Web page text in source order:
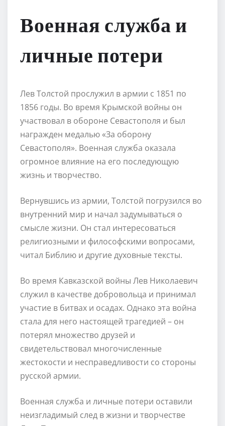
Военная служба и
личные потери
Лев Толстой прослужил в армии с 1851 по
1856 годы. Во время Крымской войны он
участвовал в обороне Севастополя и был
награжден медалью «За оборону
Севастополя». Военная служба оказала
огромное влияние на его последующую
жизнь и творчество.
Вернувшись из армии, Толстой погрузился во
внутренний мир и начал задумываться о
смысле жизни. Он стал интересоваться
религиозными и философскими вопросами,
читал Библию и другие духовные тексты.
Во время Кавказской войны Лев Николаевич
служил в качестве добровольца и принимал
участие в битвах и осадах. Однако эта война
стала для него настоящей трагедией – он
потерял множество друзей и
свидетельствовал многочисленные
жестокости и несправедливости со стороны
русской армии.
Военная служба и личные потери оставили
неизгладимый след в жизни и творчестве